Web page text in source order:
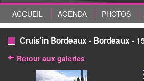
ACCUEIL AGENDA PHOTOS
Cruis'in Bordeaux - Bordeaux -
Retour aux galeries